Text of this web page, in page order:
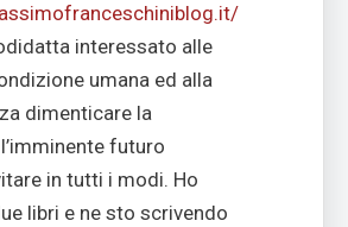
interessato alle
umana ed alla
dimenticare la
futuro
in tutti i modi. Ho
libri e ne sto scrivendo